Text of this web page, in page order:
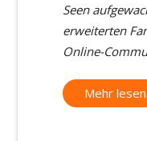
Seen
erweiterten
Online-
Mehr